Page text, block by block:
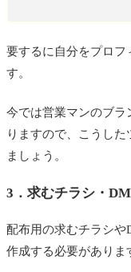
要するに自分をプロフ
す。
今では営業マンのブラ
りますので、こうし
ましょう。
3．求むチラシ・DM
配布用の求むチラシ
作成する必要がありま